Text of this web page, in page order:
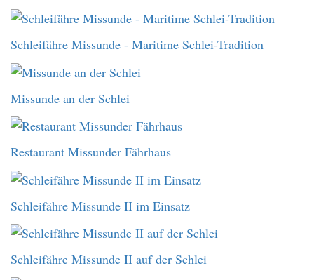
Schleifähre Missunde - Maritime Schlei-Tradition
Missunde an der Schlei
Restaurant Missunder Fährhaus
Schleifähre Missunde II im Einsatz
Schleifähre Missunde II auf der Schlei